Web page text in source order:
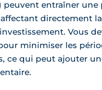
peuvent entraîner une
affectant directement
Vous
minimiser les
ce qui peut ajouter